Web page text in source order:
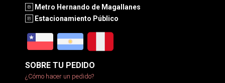
Metro Hernando de Magallanes
Estacionamiento Público
SOBRE TU PEDIDO
¿Cómo hacer un pedido?